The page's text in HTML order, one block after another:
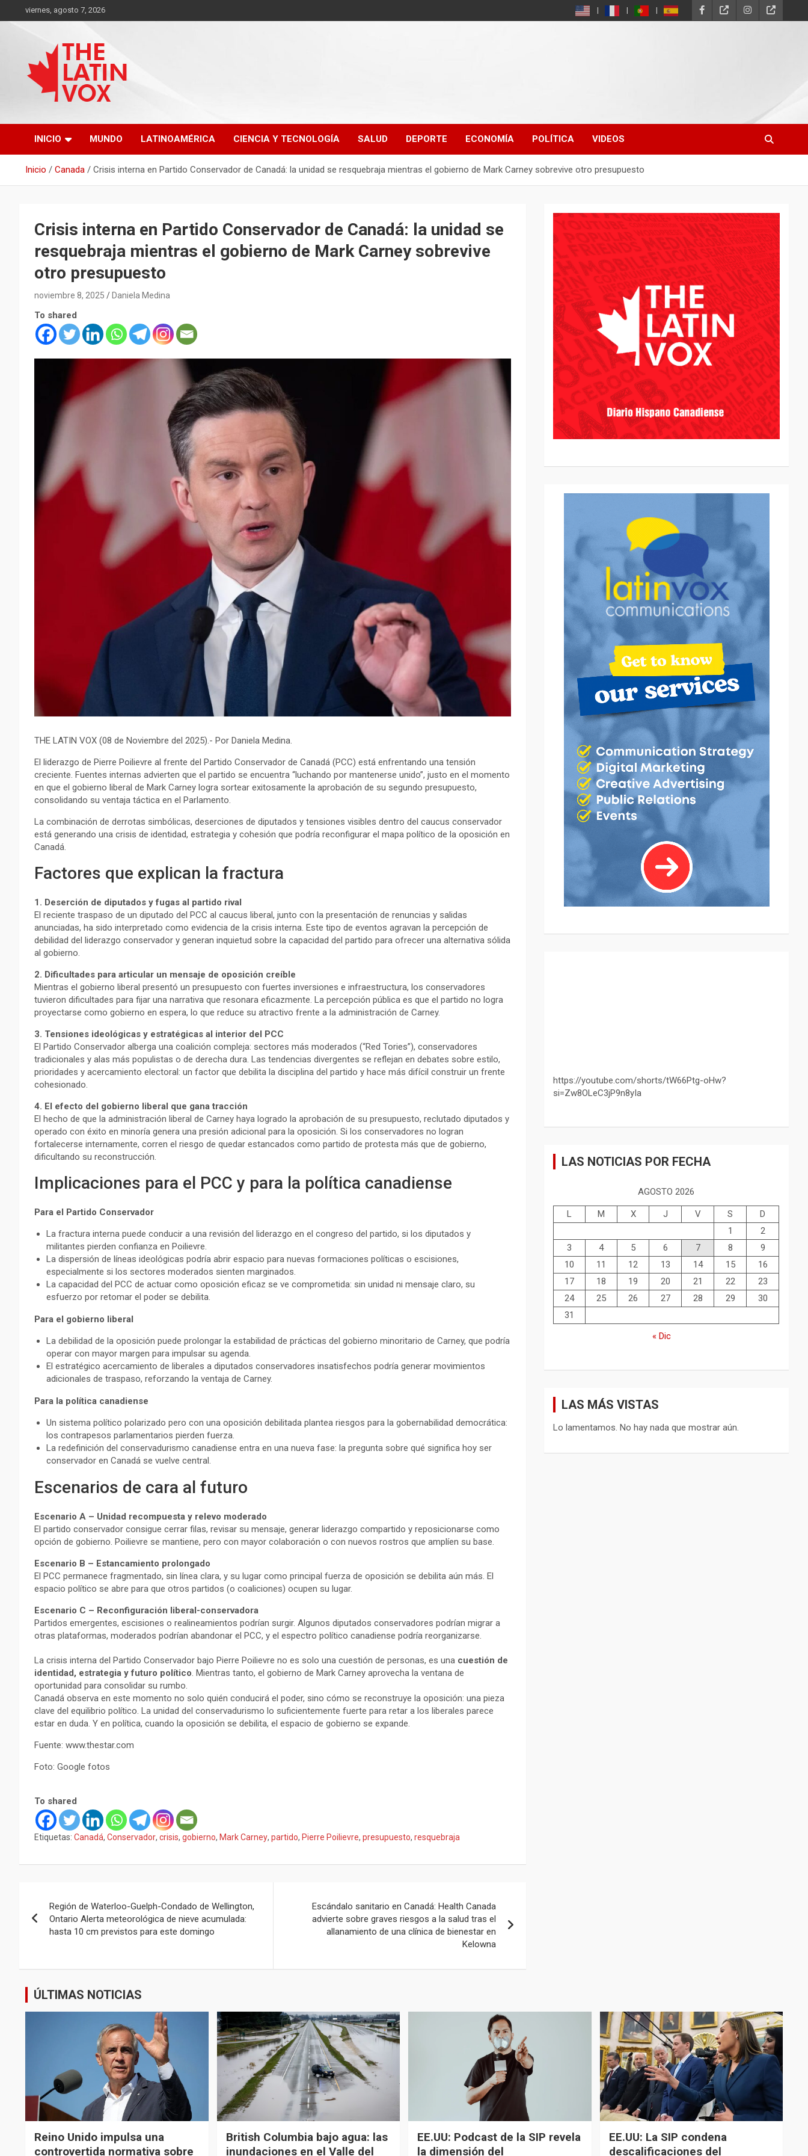
viernes, agosto 7, 2026
THE LATIN VOX
INICIO MUNDO LATINOAMÉRICA CIENCIA Y TECNOLOGÍA SALUD DEPORTE ECONOMÍA POLÍTICA VIDEOS
Inicio Canada Crisis interna en Partido Conservador de Canadá: la unidad se resquebraja mientras el gobierno de Mark Carney sobrevive otro presupuesto
Crisis interna en Partido Conservador de Canadá: la unidad se
resquebraja mientras el gobierno de Mark Carney sobrevive
otro presupuesto
noviembre 8, 2025 Daniela Medina
To shared
THE LATIN VOX (08 de Noviembre del 2025).- Por Daniela Medina.
El liderazgo de Pierre Poilievre al frente del Partido Conservador de Canadá (PCC) está enfrentando una tensión
creciente. Fuentes internas advierten que el partido se encuentra “luchando por mantenerse unido”, justo en el momento
en que el gobierno liberal de Mark Carney logra sortear exitosamente la aprobación de su segundo presupuesto,
consolidando su ventaja táctica en el Parlamento.
La combinación de derrotas simbólicas, deserciones de diputados y tensiones visibles dentro del caucus conservador
está generando una crisis de identidad, estrategia y cohesión que podría reconfigurar el mapa político de la oposición en
Canadá.
Factores que explican la fractura
1. Deserción de diputados y fugas al partido rival
El reciente traspaso de un diputado del PCC al caucus liberal, junto con la presentación de renuncias y salidas
anunciadas, ha sido interpretado como evidencia de la crisis interna. Este tipo de eventos agravan la percepción de
debilidad del liderazgo conservador y generan inquietud sobre la capacidad del partido para ofrecer una alternativa sólida
al gobierno.
2. Dificultades para articular un mensaje de oposición creíble
Mientras el gobierno liberal presentó un presupuesto con fuertes inversiones e infraestructura, los conservadores
tuvieron dificultades para fijar una narrativa que resonara eficazmente. La percepción pública es que el partido no logra
proyectarse como gobierno en espera, lo que reduce su atractivo frente a la administración de Carney.
3. Tensiones ideológicas y estratégicas al interior del PCC
El Partido Conservador alberga una coalición compleja: sectores más moderados (“Red Tories”), conservadores
tradicionales y alas más populistas o de derecha dura. Las tendencias divergentes se reflejan en debates sobre estilo,
prioridades y acercamiento electoral: un factor que debilita la disciplina del partido y hace más difícil construir un frente
cohesionado.
4. El efecto del gobierno liberal que gana tracción
El hecho de que la administración liberal de Carney haya logrado la aprobación de su presupuesto, reclutado diputados y
operado con éxito en minoría genera una presión adicional para la oposición. Si los conservadores no logran
fortalecerse internamente, corren el riesgo de quedar estancados como partido de protesta más que de gobierno,
dificultando su reconstrucción.
Implicaciones para el PCC y para la política canadiense
Para el Partido Conservador
La fractura interna puede conducir a una revisión del liderazgo en el congreso del partido, si los diputados y
militantes pierden confianza en Poilievre.
La dispersión de líneas ideológicas podría abrir espacio para nuevas formaciones políticas o escisiones,
especialmente si los sectores moderados sienten marginados.
La capacidad del PCC de actuar como oposición eficaz se ve comprometida: sin unidad ni mensaje claro, su
esfuerzo por retomar el poder se debilita.
Para el gobierno liberal
La debilidad de la oposición puede prolongar la estabilidad de prácticas del gobierno minoritario de Carney, que podría
operar con mayor margen para impulsar su agenda.
El estratégico acercamiento de liberales a diputados conservadores insatisfechos podría generar movimientos
adicionales de traspaso, reforzando la ventaja de Carney.
Para la política canadiense
Un sistema político polarizado pero con una oposición debilitada plantea riesgos para la gobernabilidad democrática:
los contrapesos parlamentarios pierden fuerza.
La redefinición del conservadurismo canadiense entra en una nueva fase: la pregunta sobre qué significa hoy ser
conservador en Canadá se vuelve central.
Escenarios de cara al futuro
Escenario A – Unidad recompuesta y relevo moderado
El partido conservador consigue cerrar filas, revisar su mensaje, generar liderazgo compartido y reposicionarse como
opción de gobierno. Poilievre se mantiene, pero con mayor colaboración o con nuevos rostros que amplíen su base.
Escenario B – Estancamiento prolongado
El PCC permanece fragmentado, sin línea clara, y su lugar como principal fuerza de oposición se debilita aún más. El
espacio político se abre para que otros partidos (o coaliciones) ocupen su lugar.
Escenario C – Reconfiguración liberal-conservadora
Partidos emergentes, escisiones o realineamientos podrían surgir. Algunos diputados conservadores podrían migrar a
otras plataformas, moderados podrían abandonar el PCC, y el espectro político canadiense podría reorganizarse.
La crisis interna del Partido Conservador bajo Pierre Poilievre no es solo una cuestión de personas, es una cuestión de
identidad, estrategia y futuro político . Mientras tanto, el gobierno de Mark Carney aprovecha la ventana de
oportunidad para consolidar su rumbo.
Canadá observa en este momento no solo quién conducirá el poder, sino cómo se reconstruye la oposición: una pieza
clave del equilibrio político. La unidad del conservadurismo lo suficientemente fuerte para retar a los liberales parece
estar en duda. Y en política, cuando la oposición se debilita, el espacio de gobierno se expande.
Fuente: www.thestar.com
Foto: Google fotos
To shared
Etiquetas: Canadá, Conservador, crisis, gobierno, Mark Carney, partido, Pierre Poilievre, presupuesto, resquebraja
de
Región de Waterloo-Guelph-Condado de Wellington,
Ontario Alerta meteorológica de nieve acumulada:
hasta 10 cm previstos para este domingo
Escándalo sanitario en Canadá: Health Canada
advierte sobre graves riesgos a la salud tras el
allanamiento de una clínica de bienestar en
Kelowna
https://youtube.com/shorts/tW66Ptg-oHw?
si=Zw8OLeC3jP9n8yIa
LAS NOTICIAS POR FECHA
AGOSTO 2026
L M X J V S
D
1
2
3
4 5 6 7 8
9
10
11 12 13 14 15
16
17
18 19 20 21 22
23
24
25 26 27 28 29
30
31
« Dic
LAS MÁS VISTAS
Lo lamentamos. No hay nada que mostrar aún.
ÚLTIMAS NOTICIAS
Reino Unido impulsa una
controvertida normativa sobre
British Columbia bajo agua: las
inundaciones en el Valle del
EE.UU: Podcast de la SIP revela
la dimensión del
EE.UU: La SIP condena
descalificaciones del